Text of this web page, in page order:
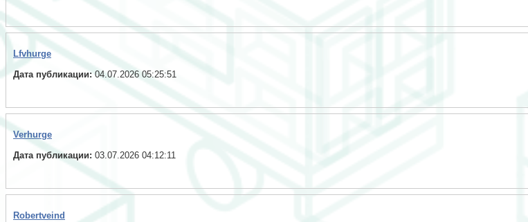
Lfvhurge
Дата публикации:04.07.2026 05:25:51
Verhurge
Дата публикации: 03.07.2026 04:12:11
Robertveind